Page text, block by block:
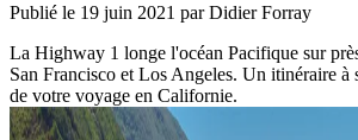
Publié le 19 juin 2021 par Didier Forray
La Highway 1 longe l'océan Pacifique sur
San Francisco et Los Angeles. Un itinéraire à
de votre voyage en Californie.